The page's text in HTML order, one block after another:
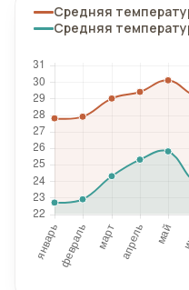
Средняя
Средняя